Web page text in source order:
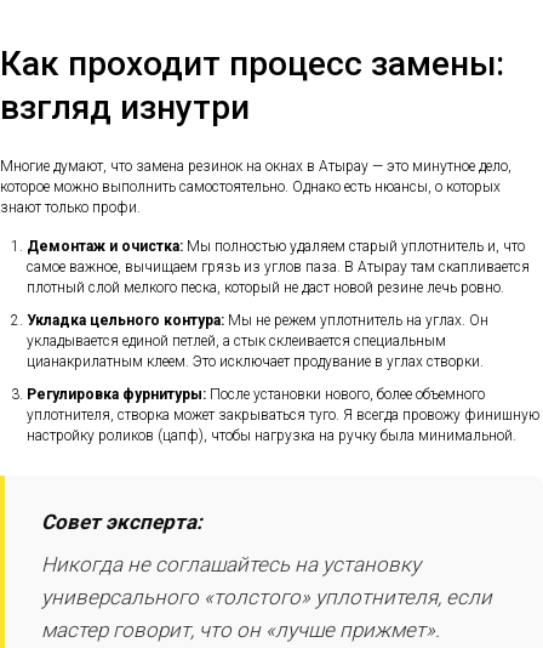
Как проходит процесс замены:
взгляд изнутри
Многие думают, что замена резинок на окнах в Атырау — это минутное дело,
которое можно выполнить самостоятельно. Однако есть нюансы, о которых
знают только профи.
Демонтаж и очистка: Мы полностью удаляем старый уплотнитель и, что
самое важное, вычищаем грязь из углов паза. В Атырау там скапливается
плотный слой мелкого песка, который не даст новой резине лечь ровно.
Укладка цельного контура: Мы не режем уплотнитель на углах. Он
укладывается единой петлей, а стык склеивается специальным
цианакрилатным клеем. Это исключает продувание в углах створки.
Регулировка фурнитуры: После установки нового, более объемного
уплотнителя, створка может закрываться туго. Я всегда провожу финишную
настройку роликов (цапф), чтобы нагрузка на ручку была минимальной.
Совет эксперта:
Никогда не соглашайтесь на установку
универсального «толстого» уплотнителя, если
мастер говорит, что он «лучше прижмет».